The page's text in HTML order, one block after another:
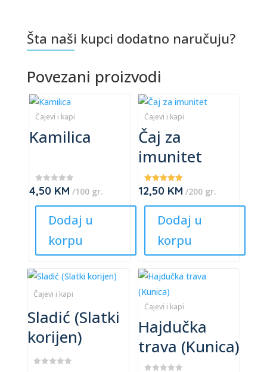
Šta naši kupci dodatno naručuju?
Povezani proizvodi
Čajevi i kapi
Kamilica
★
★
★
4,50 KM /100 gr.
This
product
has
The
options
may
chosen
on
the
product
Dodaj u
korpu
Čajevi i kapi
Čaj za
imunitet
Ocjenjeno
5.00
12,50 KM /200 gr.
This
product
has
multiple
variants.
The
options
may
chosen
on
the
product
page
Dodaj u
korpu
Čajevi i kapi
Sladić (Slatki
korijen)
This
product
multiple
variants.
Čajevi i kapi
Hajdučka
trava (Kunica)
This
product
has
multiple
variants.
The
options